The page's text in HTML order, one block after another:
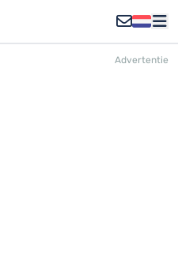
Advertentie